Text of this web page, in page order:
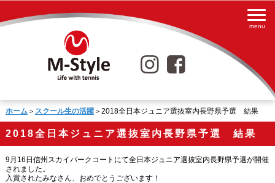
ホーム＞ スクール生の活躍＞2018全日本ジュニア選抜室内長野県予選 結果
2018全日本ジュニア選抜室内長野県予選 結果
9月16日信州スカイパークコートにて全日本ジュニア選抜室内長野県予選が開催
されました。
入賞されたみなさん、おめでとうございます！